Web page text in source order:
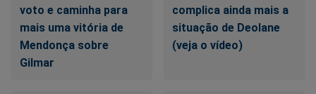
voto e caminha para
mais uma vitória de
Mendonça sobre
Gilmar
complica ainda mais a
situação de Deolane
(veja o vídeo)